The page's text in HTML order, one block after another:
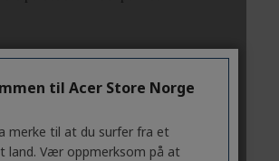
til Acer Store Norge
merke til at du surfer fra et
land. Vær oppmerksom på at